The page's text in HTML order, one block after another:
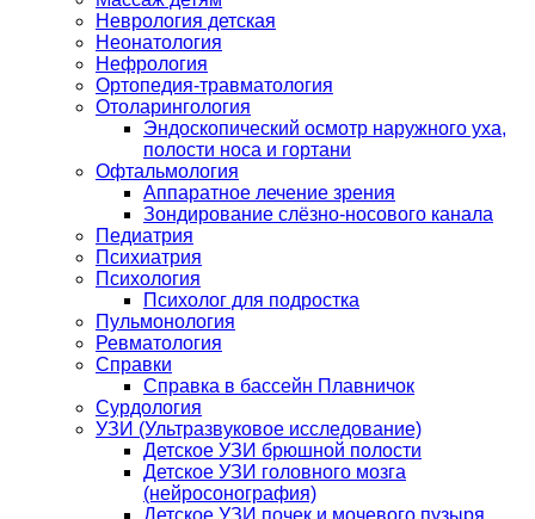
Неврология детская
Неонатология
Нефрология
Ортопедия-травматология
Отоларингология
Эндоскопический осмотр наружного уха,
полости носа и гортани
Офтальмология
Аппаратное лечение зрения
Зондирование слёзно-носового канала
Педиатрия
Психиатрия
Психология
Психолог для подростка
Пульмонология
Ревматология
Справки
Справка в бассейн Плавничок
Сурдология
УЗИ (Ультразвуковое исследование)
Детское УЗИ брюшной полости
Детское УЗИ головного мозга
(нейросонография)